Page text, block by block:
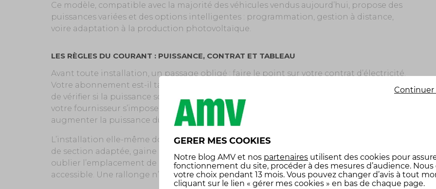
Ce modèle, compatible avec la majorité des véhicules vendus aujourd’hui, propose des
puissances variées et des options intelligentes : programmation, gestion à distance,
voire adaptation à la production photovoltaïque.
LES RÈGLES DU COURANT : PUISSANCE, CONTRAT ET TABLEAU
Avant toute installation, un passage obligé : faire le point sur votre contrat d’électricité.
Votre abonnement est-il taillé pour encaisser les besoins de votre future borne ? À vous
de vérifier si la puissance souscrite — exprimée en kVA — est suffisante. Un petit tour par
votre fournisseur s’impose, au besoin pour passer à une option heures creuses ou
augmenter la puissance du compteur.
L’installation elle-même doit être sécurisée : disjoncteurs et différentiels dédiés, câble
de section adaptée, gaine de protection… Rien ne doit être laissé au hasard. Sans
oublier l’emplacement de la borne : votre garage, carport ou allée doit être facilement
accessible. Une rallonge n’est pas une solution.
GERER MES COOKIES
Notre blog AMV et nos partenaires utilisent des cookies pour
fonctionnement du site, procéder à des mesures d’audience. Nous
votre choix pendant 13 mois. Vous pouvez changer d’avis à tout
cliquant sur le lien « gérer mes cookies » en bas de chaque page.
Continuer